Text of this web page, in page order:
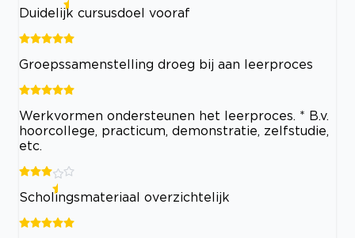
Duidelijk cursusdoel vooraf
Groepssamenstelling droeg bij aan leerproces
Werkvormen ondersteunen het leerproces. * B.v.
hoorcollege, practicum, demonstratie, zelfstudie,
etc.
Scholingsmateriaal overzichtelijk